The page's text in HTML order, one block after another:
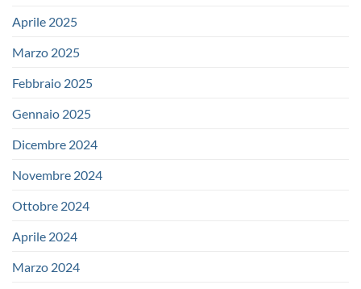
Aprile 2025
Marzo 2025
Febbraio 2025
Gennaio 2025
Dicembre 2024
Novembre 2024
Ottobre 2024
Aprile 2024
Marzo 2024